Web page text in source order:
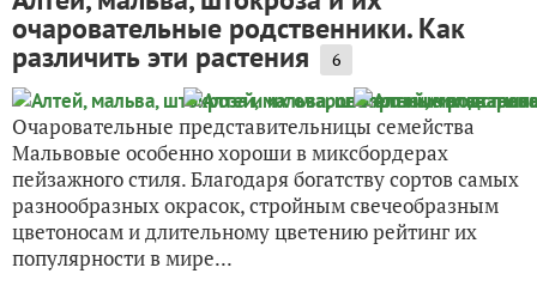
очаровательные родственники. Как
различить эти растения 6
Очаровательные представительницы семейства
Мальвовые особенно хороши в миксбордерах
пейзажного стиля. Благодаря богатству сортов самых
разнообразных окрасок, стройным свечеобразным
цветоносам и длительному цветению рейтинг их
популярности в мире...